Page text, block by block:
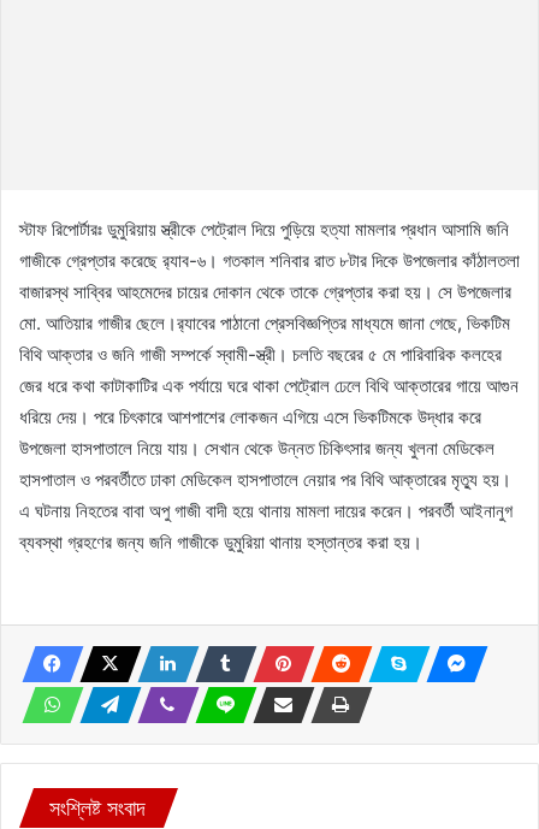
স্টাফ রিপোর্টারঃ ডুমুরিয়ায় স্ত্রীকে পেট্রোল দিয়ে পুড়িয়ে হত্যা মামলার প্রধান আসামি জনি
গাজীকে গ্রেপ্তার করেছে র‌্যাব-৬। গতকাল শনিবার রাত ৮টার দিকে উপজেলার কাঁঠালতলা
বাজারস্থ সাব্বির আহমেদের চায়ের দোকান থেকে তাকে গ্রেপ্তার করা হয়। সে উপজেলার
মো. আতিয়ার গাজীর ছেলে।র‌্যাবের পাঠানো প্রেসবিজ্ঞপ্তির মাধ্যমে জানা গেছে, ভিকটিম
বিথি আক্তার ও জনি গাজী সম্পর্কে স্বামী-স্ত্রী। চলতি বছরের ৫ মে পারিবারিক কলহের
জের ধরে কথা কাটাকাটির এক পর্যায়ে ঘরে থাকা পেট্রোল ঢেলে বিথি আক্তারের গায়ে আগুন
ধরিয়ে দেয়। পরে চিৎকারে আশপাশের লোকজন এগিয়ে এসে ভিকটিমকে উদ্ধার করে
উপজেলা হাসপাতালে নিয়ে যায়। সেখান থেকে উন্নত চিকিৎসার জন্য খুলনা মেডিকেল
হাসপাতাল ও পরবর্তীতে ঢাকা মেডিকেল হাসপাতালে নেয়ার পর বিথি আক্তারের মৃত্যু হয়।
এ ঘটনায় নিহতের বাবা অপু গাজী বাদী হয়ে থানায় মামলা দায়ের করেন। পরবর্তী আইনানুগ
ব্যবস্থা গ্রহণের জন্য জনি গাজীকে ডুমুরিয়া থানায় হস্তান্তর করা হয়।
সংশ্লিষ্ট সংবাদ